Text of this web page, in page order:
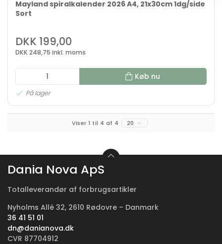
Mayland spiralkalender 2026 A4, 21x30cm 1dg/side
Sort
DKK 199,00
DKK 248,75 inkl. moms
Køb nu
På lager
Viser 1 til 4 af 4 20
Dania Nova ApS
Totalleverandør af forbrugsartikler
Nyholms Allé 32, 2610 Rødovre – Danmark
36 41 51 01
dn@danianova.dk
CVR 87704912